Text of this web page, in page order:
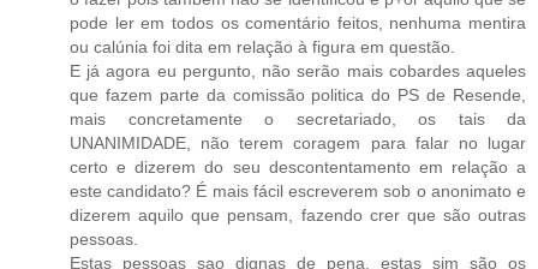
pode ler em todos os comentário feitos, nenhuma mentira
ou calúnia foi dita em relação à figura em questão.
E já agora eu pergunto, não serão mais cobardes aqueles
que fazem parte da comissão politica do PS de Resende,
mais concretamente o secretariado, os tais da
UNANIMIDADE, não terem coragem para falar no lugar
certo e dizerem do seu descontentamento em relação a
este candidato? É mais fácil escreverem sob o anonimato e
dizerem aquilo que pensam, fazendo crer que são outras
pessoas.
Estas pessoas sao dignas de pena, estas sim são os